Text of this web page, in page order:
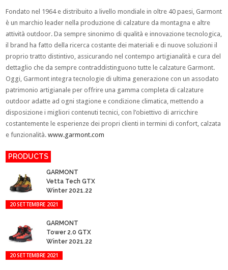
Fondato nel 1964 e distribuito a livello mondiale in oltre 40 paesi, Garmont
è un marchio leader nella produzione di calzature da montagna e altre
attività outdoor. Da sempre sinonimo di qualità e innovazione tecnologica,
il brand ha fatto della ricerca costante dei materiali e di nuove soluzioni il
proprio tratto distintivo, assicurando nel contempo artigianalità e cura del
dettaglio che da sempre contraddistinguono tutte le calzature Garmont.
Oggi, Garmont integra tecnologie di ultima generazione con un assodato
patrimonio artigianale per offrire una gamma completa di calzature
outdoor adatte ad ogni stagione e condizione climatica, mettendo a
disposizione i migliori contenuti tecnici, con l’obiettivo di arricchire
costantemente le esperienze dei propri clienti in termini di confort, calzata
e funzionalità.www.garmont.com
PRODUCTS
GARMONT
Vetta Tech GTX
Winter 2021.22
20 SETTEMBRE 2021
GARMONT
Tower 2.0 GTX
Winter 2021.22
20 SETTEMBRE 2021